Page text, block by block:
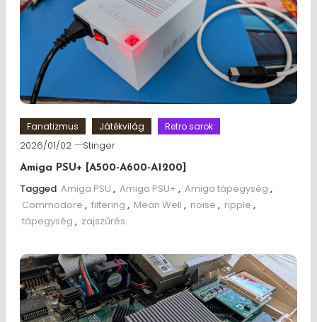
Fanatizmus Játékvilág Retro sarok
2026/01/02 Stinger
Amiga PSU+ [A500-A600-A1200]
Tagged Amiga PSU , Amiga PSU+ , Amiga tápegység ,
Commodore , filtering , Mean Well , noise , ripple ,
tápegység , zajszűrés